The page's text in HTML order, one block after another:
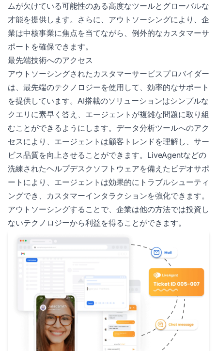
ムが欠けている可能性のある高度なツールとグローバルな
才能を提供します。さらに、アウトソーシングにより、企
業は中核事業に焦点を当てながら、例外的なカスタマーサ
ポートを確保できます。
最先端技術へのアクセス
アウトソーシングされたカスタマーサービスプロバイダー
は、最先端のテクノロジーを使用して、効率的なサポート
を提供しています。AI搭載のソリューションはシンプルな
クエリに素早く答え、エージェントが複雑な問題に取り組
むことができるようにします。データ分析ツールへのアク
セスにより、エージェントは顧客トレンドを理解し、サー
ビス品質を向上させることができます。LiveAgentなどの
洗練されたヘルプデスクソフトウェアを備えたビデオサポ
ートにより、エージェントは効果的にトラブルシューティ
ングでき、カスタマーインタラクションを強化できます。
アウトソーシングすることで、企業は他の方法では投資し
ないテクノロジーから利益を得ることができます。